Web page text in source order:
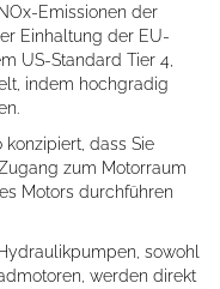
Emissionen der
Einhaltung der EU-
US-Standard Tier 4,
indem hochgradig
dass Sie
zum Motorraum
Motors durchführen
sowohl
werden direkt